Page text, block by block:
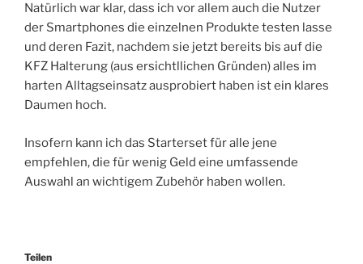
Natürlich war klar, dass ich vor allem auch die Nutzer
der Smartphones die einzelnen Produkte testen lasse
und deren Fazit, nachdem sie jetzt bereits bis auf die
KFZ Halterung (aus ersichtllichen Gründen) alles im
harten Alltagseinsatz ausprobiert haben ist ein klares
Daumen hoch.
Insofern kann ich das Starterset für alle jene
empfehlen, die für wenig Geld eine umfassende
Auswahl an wichtigem Zubehör haben wollen.
Teilen